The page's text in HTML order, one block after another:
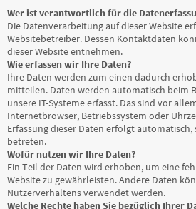
Wer ist verantwortlich für die
Die Datenverarbeitung auf dieser Website
Websitebetreiber. Dessen Kontaktdaten
dieser Website entnehmen.
Wie erfassen wir Ihre Daten?
Ihre Daten werden zum einen dadurch
mitteilen. Daten werden automatisch beim
unsere IT-Systeme erfasst. Das sind vor
Internetbrowser, Betriebssystem oder
Erfassung dieser Daten erfolgt automatisch,
betreten.
Wofür nutzen wir Ihre Daten?
Ein Teil der Daten wird erhoben, um eine
Website zu gewährleisten. Andere Daten
Nutzerverhaltens verwendet werden.
Welche Rechte haben Sie bezüglich Ihrer